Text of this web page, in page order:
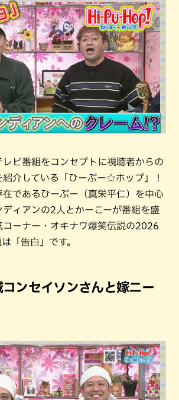
レビ番組をコンセプトに視聴者からの
介している「ひーぷー☆ホップ」！
であるひーぷー（真栄平仁）を中心
ディアンの2人とかーこーが番組を盛
コーナー・オキナワ爆笑伝説の2026
「告白」です。
ンセイソンさんと嫁ニー